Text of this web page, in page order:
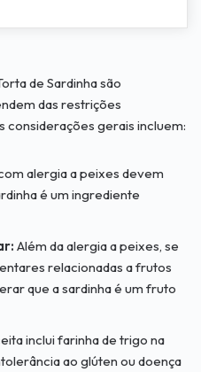
de Sardinha são
das restrições
considerações gerais incluem:
alergia a peixes devem
é um ingrediente
Além da alergia a peixes, se
relacionadas a frutos
que a sardinha é um fruto
inclui farinha de trigo na
ao glúten ou doença